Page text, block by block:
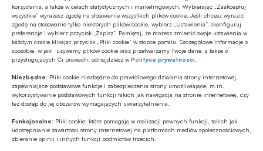
korzystania, a także w celach statystycznych i marketingowych. Wybierając „Zaakceptuj
wszystkie” wyrażasz zgodę na stosowanie wszystkich plików cookie. Jeśli chcesz wyrazić
zgodę na stosowanie tylko niektórych plików cookie, wybierz „Ustawienia”, skonfiguruj
preferencje i wybierz przycisk „Zapisz”. Pamiętaj, że możesz zmienić swoje ustawienia w
każdym czasie klikając przycisk „Pliki cookie” w stopce portalu. Szczegółowe informacje o
sposobie, w jaki używamy plików cookie oraz przetwarzamy Twoje dane, a także o
przysługujących Ci prawach, odnajdziesz wPolityce prywatności
Niezbędne: Pliki cookie niezbędne do prawidłowego działania strony internetowej,
zapewniające podstawowe funkcje i zabezpieczenia strony umożliwiające, m.in.
wykorzystywanie podstawowych funkcji takich jak nawigacja na stronie internetowej, czy
tez dostęp do jej obszarów wymagających uwierzytelnienia.
Funkcjonalne: Pliki cookie, które pomagają w realizacji pewnych funkcji, takich jak
udostępnianie zawartości strony internetowej na platformach mediów społecznościowych,
zbieranie opinii i innych funkcji podmiotów trzecich.
Technologii Bankowości Spółdzielczej 2026, 20-21
maja
Tegoroczna edycja Forum Technologii Bankowości
Spółdzielczej to dwa dni intensywnych spotkań, rozmów i
się 20-21 maja 2026 r. w Folwarku Łochów, aby wspólnie
przyjrzeć się najważniejszym wyzwaniom i kierunkom
rozwoju branży!
Bankowość spółdzielcza
30.04.2026 15:03
Wystartowało wyzwanie sportowe
„Grupa BPS – łączy nas ruch! 2026”